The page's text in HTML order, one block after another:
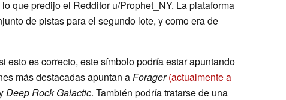
que predijo el Redditor u/Prophet_NY. La plataforma
de pistas para el segundo lote, y como era de
esto es correcto, este símbolo podría estar apuntando
más destacadas apuntan aForager(actualmente a
Deep Rock Galactic. También podría tratarse de una